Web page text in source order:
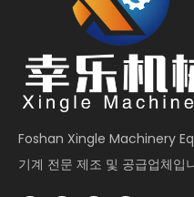
Foshan Xingle Machinery
기계 전문 제조 및 공급업체입